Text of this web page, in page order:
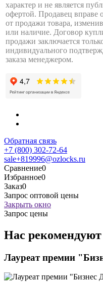
характер и не является
офертой. Продавец вправе
от продажи товара,
или наличие. Договор
продажи заключается
индивидуального
заказа менеджером.
Обратная связь
+7 (800) 302-72-64
sale+819996@ozlocks.ru
Сравнение0
Избранное0
Заказ0
Запрос оптовой цены
Закрыть окно
Запрос цены
Нас рекомендуют
Лауреат премии